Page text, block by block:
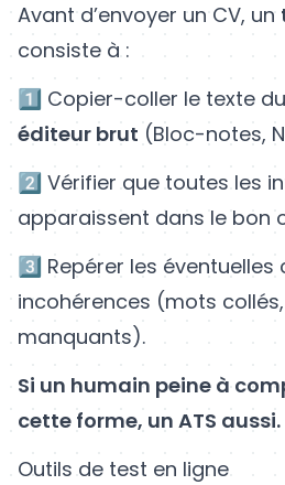
Avant d’envoyer un CV, un
consiste à :
1️⃣ Copier-coller le texte
éditeur brut (Bloc-notes,
2️⃣ Vérifier que toutes les
apparaissent dans le bon
3️⃣ Repérer les
incohérences (mots
manquants).
Si un humain peine à
cette forme, un ATS aussi.
Outils de test en ligne